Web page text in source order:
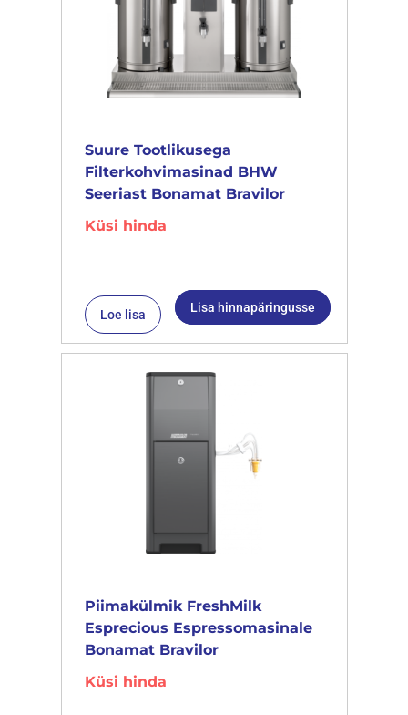
Suure Tootlikusega
Filterkohvimasinad BHW
Seeriast Bonamat Bravilor
Küsi hinda
Loe lisa Lisa hinnapäringusse
Piimakülmik FreshMilk
Esprecious Espressomasinale
Bonamat Bravilor
Küsi hinda